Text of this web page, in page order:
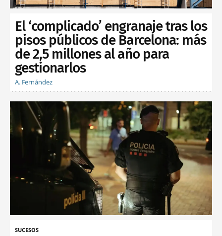
El ‘complicado’ engranaje tras los
pisos públicos de Barcelona: más
de 2,5 millones al año para
gestionarlos
A. Fernández
SUCESOS